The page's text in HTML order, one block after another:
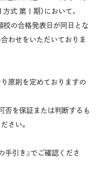
式 第Ⅰ期）において、
校の合格発表日が同日とな
わせをいただいておりま
原則を定めておりますの
否を保証または判断するも
さい。
手引き』でご確認くださ